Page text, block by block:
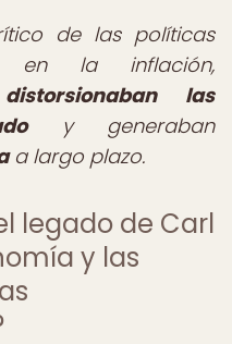
de las políticas
en la inflación,
distorsionaban las
y generaban
a largo plazo.
legado de Carl
y las